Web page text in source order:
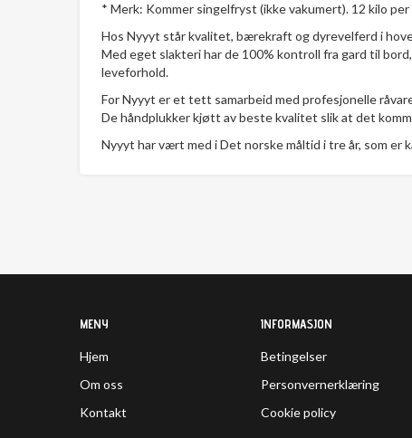
* Merk: Kommer singelfryst (ikke vakumert). 12 kilo per
Hos Nyyyt står kvalitet, bærekraft og dyrevelferd i
Med eget slakteri har de 100% kontroll fra gard til
leveforhold.
For Nyyyt er et tett samarbeid med profesjonelle
De håndplukker kjøtt av beste kvalitet slik at det
Nyyyt har vært med i Det norske måltid i tre år, som
MENY
Hjem
Om oss
Kontakt
INFORMASJON
Betingelser
Personvernerklæring
Cookie policy